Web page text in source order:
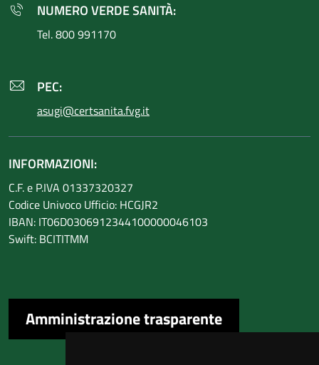
NUMERO VERDE SANITÀ:
Tel. 800 991170
PEC:
asugi@certsanita.fvg.it
INFORMAZIONI:
C.F. e P.IVA 01337320327
Codice Univoco Ufficio: HCGJR2
IBAN: IT06D0306912344100000046103
Swift: BCITITMM
Amministrazione trasparente